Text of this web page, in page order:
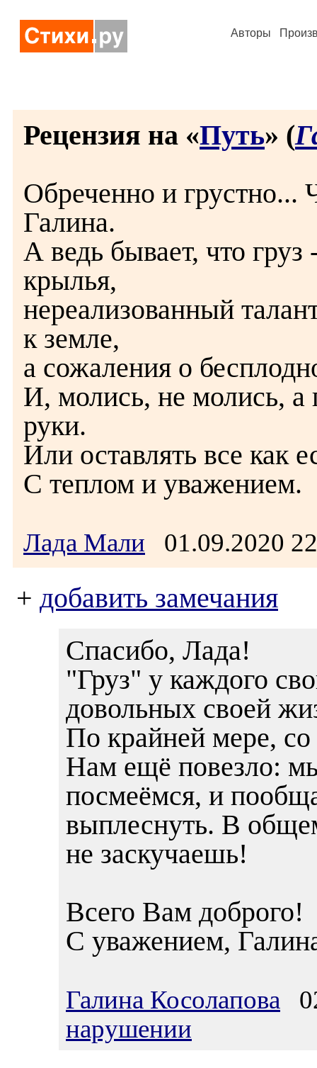
Авторы
Рецензия на «Путь» (
Обреченно и грустно...
Галина.
А ведь бывает, что
крылья,
нереализованный
к земле,
а сожаления о
И, молись, не молись, а
руки.
Или оставлять все как
С теплом и уважением.
Лада Мали 01.09.2020
+ добавить замечания
Спасибо, Лада!
"Груз" у каждого
довольных своей
По крайней мере,
Нам ещё повезло:
посмеёмся, и
выплеснуть. В
не заскучаешь!
Всего Вам доброго!
С уважением,
Галина Косолапова
нарушении